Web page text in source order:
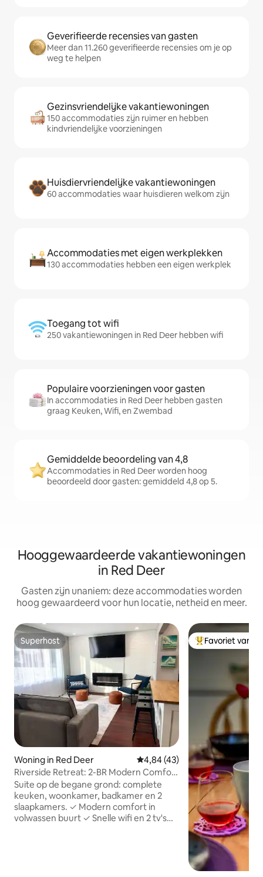
Geverifieerde recensies van gasten
Meer dan 11.260 geverifieerde recensies om je op
weg te helpen
Gezinsvriendelijke vakantiewoningen
150 accommodaties zijn ruimer en hebben
kindvriendelijke voorzieningen
Huisdiervriendelijke vakantiewoningen
60 accommodaties waar huisdieren welkom zijn
Accommodaties met eigen werkplekken
130 accommodaties hebben een eigen werkplek
Toegang tot wifi
250 vakantiewoningen in Red Deer hebben wifi
Populaire voorzieningen voor gasten
In accommodaties in Red Deer hebben gasten
graag Keuken, Wifi, en Zwembad
Gemiddelde beoordeling van 4,8
Accommodaties in Red Deer worden hoog
beoordeeld door gasten: gemiddeld 4,8 op 5.
Hooggewaardeerde vakantiewoningen
in Red Deer
Gasten zijn unaniem: deze accommodaties worden
hoog gewaardeerd voor hun locatie, netheid en meer.
Superhost
Superhost
Woning in Red Deer Gemiddelde beoordeling van
4,84 (43)
Riverside Retreat: 2-BR Modern Comfort
| Open haard
Suite op de begane grond: complete
keuken, woonkamer, badkamer en 2
slaapkamers. ✓ Modern comfort in
volwassen buurt ✓ Snelle wifi en 2 tv's
Topfavoriet van
Favoriet van